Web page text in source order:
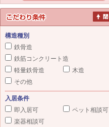
構造種別
鉄骨造
鉄筋コンクリート造
軽量鉄骨造
木造
その他
入居条件
即入居可
ペット相談可
楽器相談可